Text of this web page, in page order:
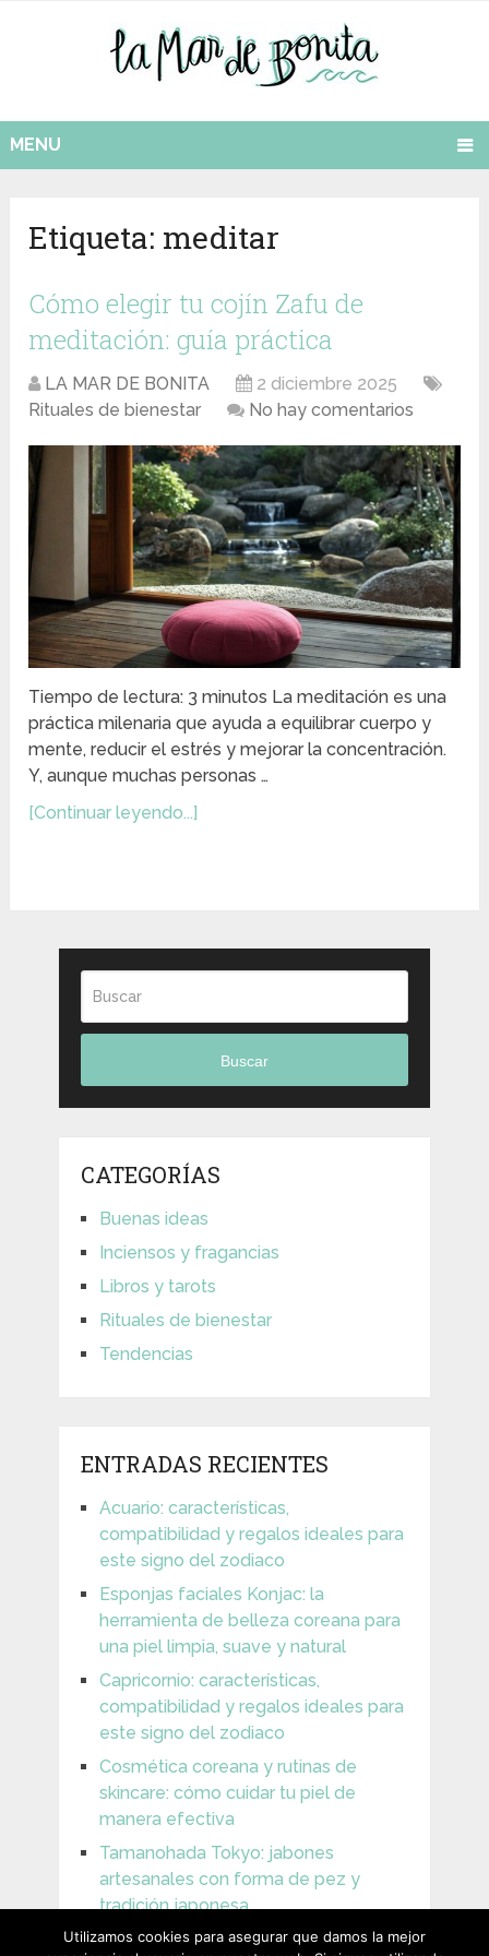
MENU
Etiqueta: meditar
Cómo elegir tu cojín Zafu de
meditación: guía práctica
LA MAR DE BONITA
2 diciembre 2025
Rituales de bienestar
No hay comentarios
Tiempo de lectura: 3 minutos La meditación es una
práctica milenaria que ayuda a equilibrar cuerpo y
mente, reducir el estrés y mejorar la concentración.
Y, aunque muchas personas …
[Continuar leyendo...]
Buscar
CATEGORÍAS
Buenas ideas
Inciensos y fragancias
Libros y tarots
Rituales de bienestar
Tendencias
ENTRADAS RECIENTES
Acuario: características,
compatibilidad y regalos ideales para
este signo del zodiaco
Esponjas faciales Konjac: la
herramienta de belleza coreana para
una piel limpia, suave y natural
Capricornio: características,
compatibilidad y regalos ideales para
este signo del zodiaco
Cosmética coreana y rutinas de
skincare: cómo cuidar tu piel de
manera efectiva
Tamanohada Tokyo: jabones
artesanales con forma de pez y
tradición japonesa
Utilizamos cookies para asegurar que damos la mejor